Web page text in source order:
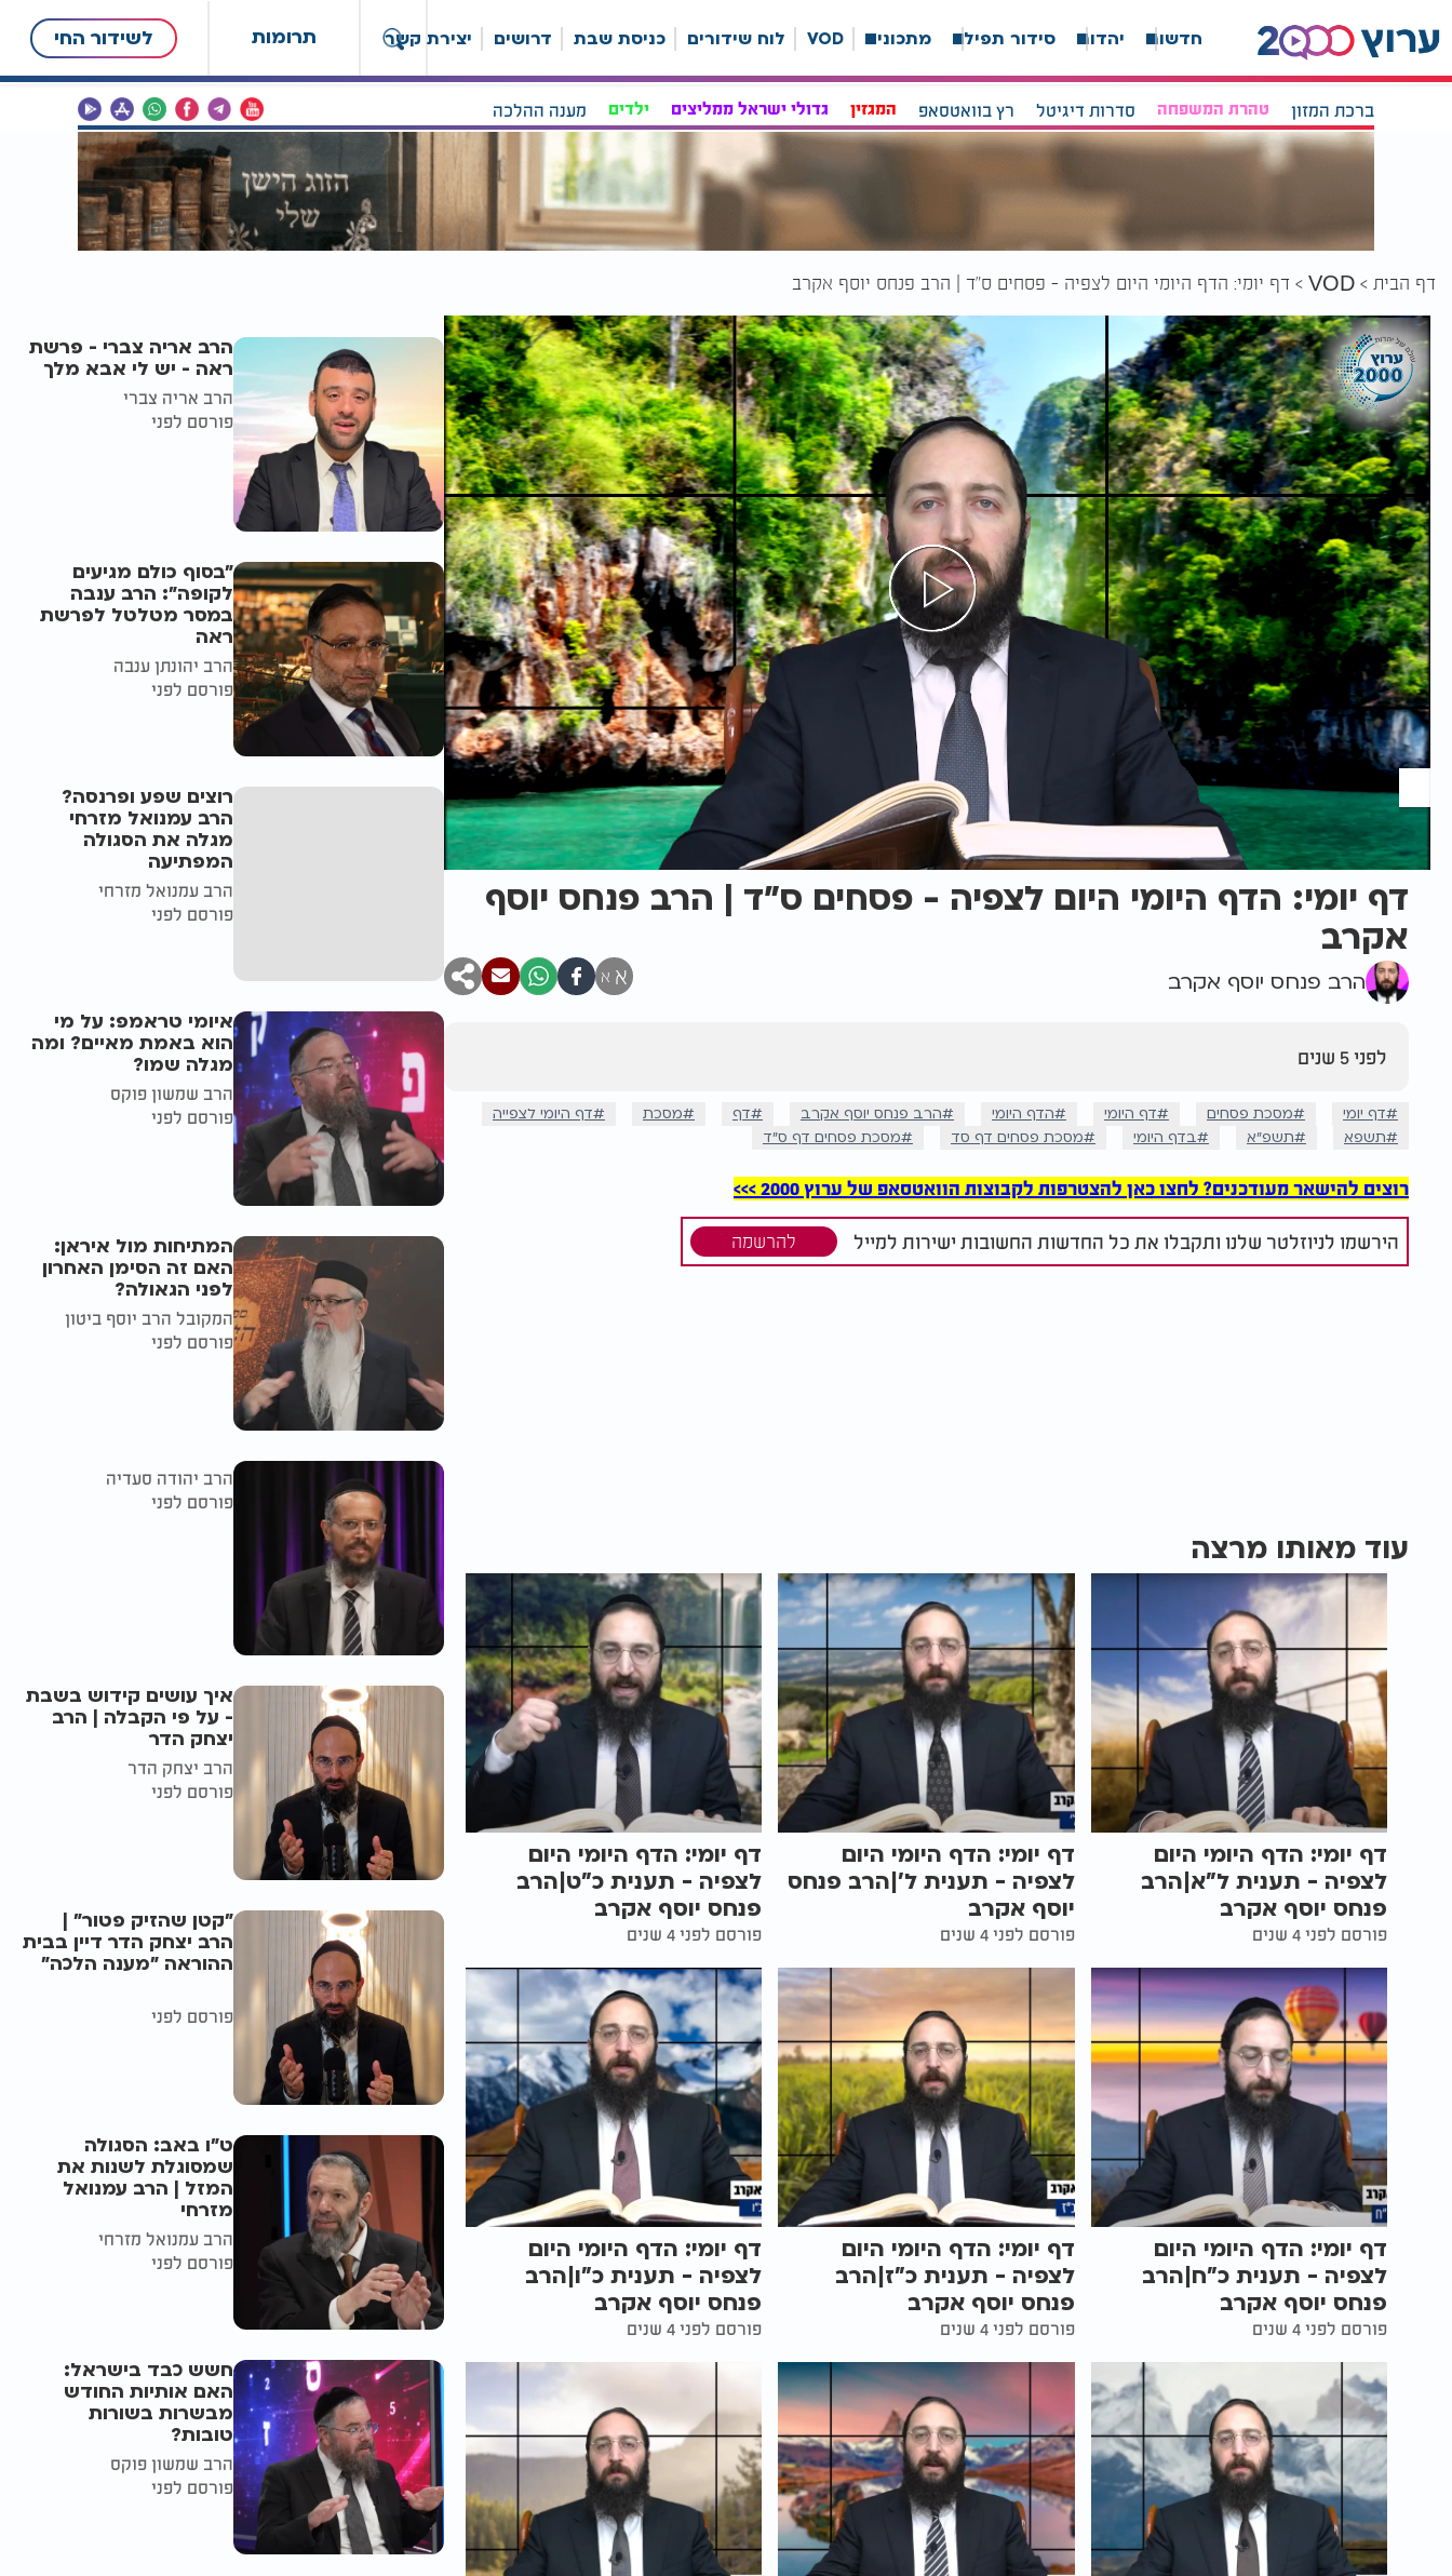
תרומות לשידור החי חדשות יהדות סידור תפילה מתכונים VOD לוח שידורים כניסת שבת דרושים יצירת קשר
ברכת המזון טהרת המשפחה סדרות דיגיטל רץ בוואטסאפ המגזין גדולי ישראל ממליצים ילדים מענה ההלכה
דף הבית VOD דף יומי: הדף היומי היום לצפיה - פסחים ס"ד | הרב פנחס יוסף אקרב
דף יומי: הדף היומי היום לצפיה - פסחים ס"ד | הרב פנחס יוסף
אקרב
הרב פנחס יוסף אקרב א א
לפני 5 שנים
דף יומי מסכת פסחים דף היומי הדף היומי הרב פנחס יוסף אקרב דף מסכת
דף היומי לצפייה
תשפא
תשפ"א בדף היומי מסכת פסחים דף סד מסכת פסחים דף ס"ד
רוצים להישאר מעודכנים? לחצו כאן להצטרפות לקבוצות הוואטסאפ של ערוץ 2000 >>>
הירשמו לניוזלטר שלנו ותקבלו את כל החדשות החשובות ישירות למייל להרשמה
עוד מאותו מרצה
דף יומי: הדף היומי היום
לצפיה - תענית ל"א|הרב
פנחס יוסף אקרב
פורסם לפני 4 שנים
דף יומי: הדף היומי היום
לצפיה - תענית ל'|הרב פנחס
יוסף אקרב
פורסם לפני 4 שנים
דף יומי: הדף היומי היום
לצפיה - תענית כ"ט|הרב
פנחס יוסף אקרב
פורסם לפני 4 שנים
דף יומי: הדף היומי היום
לצפיה - תענית כ"ח|הרב
פנחס יוסף אקרב
פורסם לפני 4 שנים
דף יומי: הדף היומי היום
לצפיה - תענית כ"ז|הרב
פנחס יוסף אקרב
פורסם לפני 4 שנים
דף יומי: הדף היומי היום
לצפיה - תענית כ"ו|הרב
פנחס יוסף אקרב
פורסם לפני 4 שנים
הרב אריה צברי - פרשת
ראה - יש לי אבא מלך
הרב אריה צברי
פורסם לפני
"בסוף כולם מגיעים
לקופה": הרב ענבה
במסר מטלטל לפרשת
ראה
הרב יהונתן ענבה
פורסם לפני
רוצים שפע ופרנסה?
הרב עמנואל מזרחי
מגלה את הסגולה
המפתיעה
הרב עמנואל מזרחי
פורסם לפני
איומי טראמפ: על מי
הוא באמת מאיים? ומה
מגלה שמו?
הרב שמשון פוקס
פורסם לפני
המתיחות מול איראן:
האם זה הסימן האחרון
לפני הגאולה?
המקובל הרב יוסף ביטון
פורסם לפני
הרב יהודה סעדיה
פורסם לפני
איך עושים קידוש בשבת
- על פי הקבלה | הרב
יצחק הדר
הרב יצחק הדר
פורסם לפני
"קטן שהזיק פטור" |
הרב יצחק הדר דיין בבית
ההוראה "מענה הלכה"
פורסם לפני
ט"ו באב: הסגולה
שמסוגלת לשנות את
המזל | הרב עמנואל
מזרחי
הרב עמנואל מזרחי
פורסם לפני
חשש כבד בישראל:
האם אותיות החודש
מבשרות בשורות
טובות?
הרב שמשון פוקס
פורסם לפני